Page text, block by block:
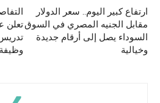
تعلن
ارتفاع كبير اليوم.. سعر الدولار
مقابل الجنيه المصري في السوق
السوداء يصل إلى أرقام جديدة
وخيالية